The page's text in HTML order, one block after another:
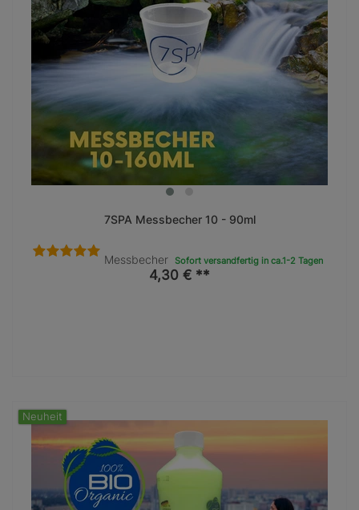
7SPA Messbecher 10 - 90ml
Messbecher Sofort versandfertig in ca.1-2 Tagen
4,30 € **
Neuheit